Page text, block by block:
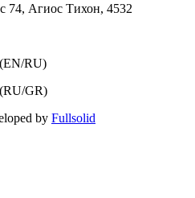
74, Агиос Тихон, 4532
(EN/RU)
(RU/GR)
by Fullsolid